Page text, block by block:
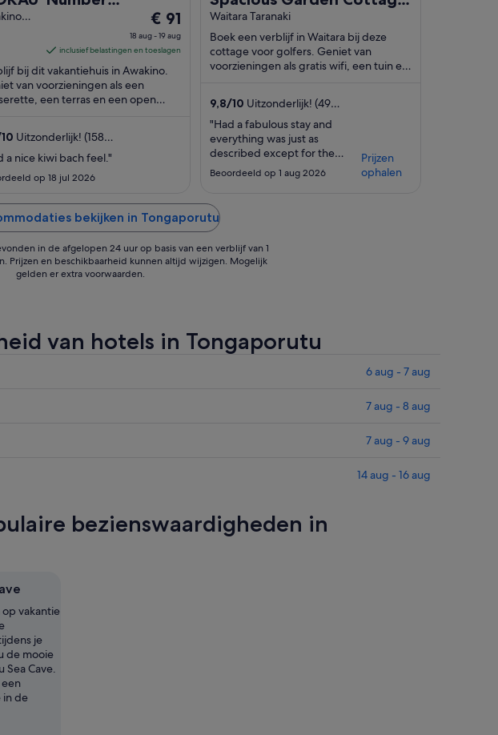
situated 5
Briscoe st
De
prijs
is
€ 91
nacht
aug
€ 91
18 aug - 19 aug
inclusief belastingen en toeslagen
bij dit vakantiehuis in Awakino.
van voorzieningen als een
een terras en een open
10 Uitzonderlijk! (158
a nice kiwi bach feel."
op 18 jul 2026
w/ woodburner
Waitara Taranaki
Boek een verblijf in Waitara bij deze
cottage voor golfers. Geniet van
voorzieningen als gratis wifi, een tuin en
9,8/10 Uitzonderlijk! (49
beoordelingen)
"Had a fabulous stay and
everything was just as
described except for the
stunning gardens, they are so
beautiful. We will be back the
Beoordeeld op 1 aug 2026
Prijzen
ophalen
bekijken in Tongaporutu
in de afgelopen 24 uur op basis van een verblijf van 1
Prijzen en beschikbaarheid kunnen altijd wijzigen. Mogelijk
gelden er extra voorwaarden.
van hotels in Tongaporutu
6 aug - 7 aug
7 aug - 8 aug
7 aug - 9 aug
14 aug - 16 aug
bezienswaardigheden in
vakantie
je
de mooie
Sea Cave.
in de